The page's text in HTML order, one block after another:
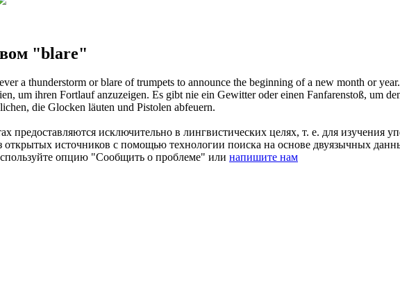
"blare"
a thunderstorm orblare of trumpets to announce the beginning of a new month or
um ihren Fortlauf anzuzeigen. Es gibt nie ein Gewitter oder einen Fanfarenstoß, um
die Glocken läuten und Pistolen abfeuern.
предоставляются исключительно в лингвистических целях, т. е. для изучения
открытых источников с помощью технологии поиска на основе двуязычных
опцию "Сообщить о проблеме" или напишите нам